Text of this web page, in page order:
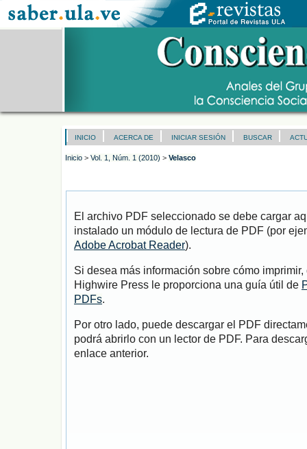
INICIO ACERCA DE INICIAR SESIÓN BUSCAR
Inicio > Vol. 1, Núm. 1 (2010) > Velasco
El archivo PDF seleccionado se debe cargar
instalado un módulo de lectura de PDF (por
Adobe Acrobat Reader).
Si desea más información sobre cómo
Highwire Press le proporciona una guía útil de
PDFs.
Por otro lado, puede descargar el PDF
podrá abrirlo con un lector de PDF. Para
enlace anterior.